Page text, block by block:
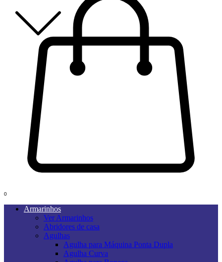
0
Armarinhos
Ver Armarinhos
Abridores de casa
Agulhas
Agulha para Máquina Ponta Dupla
Agulha Curva